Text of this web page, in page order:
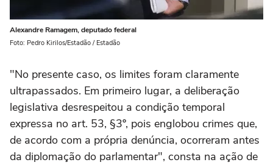
Alexandre Ramagem, deputado federal
Foto: Pedro Kirilos/Estadão / Estadão
"No presente caso, os limites foram claramente
ultrapassados. Em primeiro lugar, a deliberação
legislativa desrespeitou a condição temporal
expressa no art. 53, §3º, pois englobou crimes que,
de acordo com a própria denúncia, ocorreram antes
da diplomação do parlamentar", consta na ação de